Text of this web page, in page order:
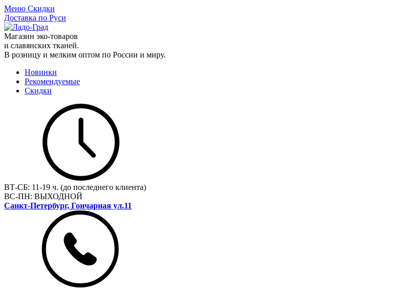
Меню Скидки
Доставка по Руси
Магазин эко-товаров
и славянских тканей.
В розницу и мелким оптом по России и миру.
Новинки
Рекомендуемые
Скидки
ВТ-СБ: 11-19 ч. (до последнего клиента)
ВС-ПН: ВЫХОДНОЙ
Санкт-Петербург, Гончарная ул.11